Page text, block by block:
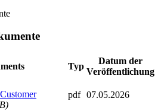
Typ
Datum der
Veröffentlichung
pdf 07.05.2026